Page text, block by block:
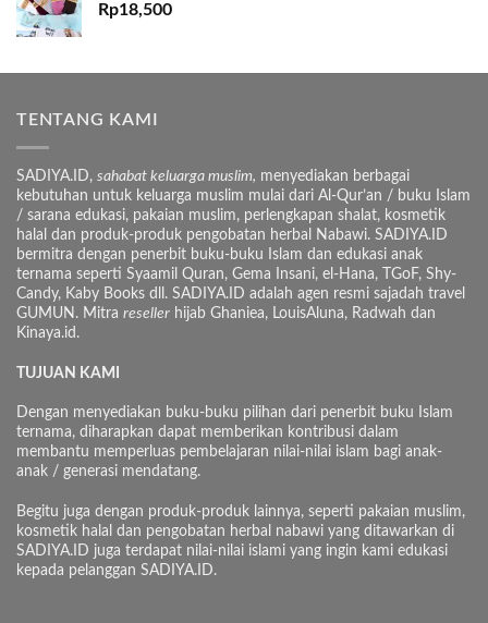
Rp18,500
TENTANG KAMI
SADIYA.ID, sahabat keluarga muslim, menyediakan berbagai
kebutuhan untuk keluarga muslim mulai dari Al-Qur’an / buku Islam
/ sarana edukasi, pakaian muslim, perlengkapan shalat, kosmetik
halal dan produk-produk pengobatan herbal Nabawi. SADIYA.ID
bermitra dengan penerbit buku-buku Islam dan edukasi anak
ternama seperti Syaamil Quran, Gema Insani, el-Hana, TGoF, Shy-
Candy, Kaby Books dll. SADIYA.ID adalah agen resmi sajadah travel
GUMUN. Mitra reseller hijab Ghaniea, LouisAluna, Radwah dan
Kinaya.id.
TUJUAN KAMI
Dengan menyediakan buku-buku pilihan dari penerbit buku Islam
ternama, diharapkan dapat memberikan kontribusi dalam
membantu memperluas pembelajaran nilai-nilai islam bagi anak-
anak / generasi mendatang.
Begitu juga dengan produk-produk lainnya, seperti pakaian muslim,
kosmetik halal dan pengobatan herbal nabawi yang ditawarkan di
SADIYA.ID juga terdapat nilai-nilai islami yang ingin kami edukasi
kepada pelanggan SADIYA.ID.